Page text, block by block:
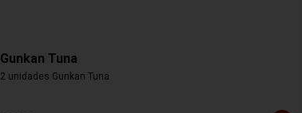
Gunkan Tuna
2 unidades Gunkan Tuna